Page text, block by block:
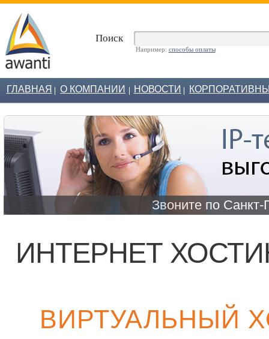
Поиск
Например: способы оплаты
ГЛАВНАЯ О КОМПАНИИ НОВОСТИ
Звоните по Санкт-
ИНТЕРНЕТ
ВИРТУАЛЬНЫЙ